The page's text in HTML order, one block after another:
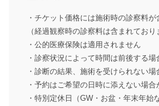
・チケット価格には施術時の診察料が
（経過観察時の診察料は含まれており
・公的医療保険は適用されません
・診察状況によって時間は前後する場
・診断の結果、施術を受けられない場
・予約はご希望の日時に添えない場合
・特別定休日（GW・お盆・年末年始